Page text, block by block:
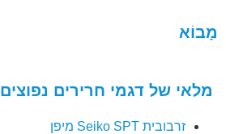
מָבוֹא
מלאי של דגמי חרירים נפוצים
זרבובית Seiko SPT מיפן